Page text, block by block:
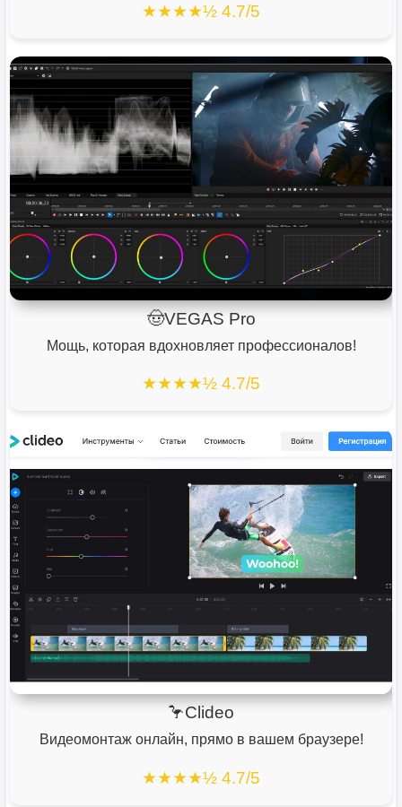
★★★★½ 4.7/5
🤠VEGAS Pro
Мощь, которая вдохновляет профессионалов!
★★★★½ 4.7/5
🦩Clideo
Видеомонтаж онлайн, прямо в вашем браузере!
★★★★½ 4.7/5